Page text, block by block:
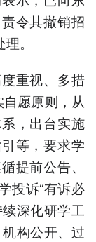
令其撤销招
。
重视、多措
愿原则，从
，出台实施
等，要求学
提前公告、
投诉“有诉必
深化研学工
构公开、过